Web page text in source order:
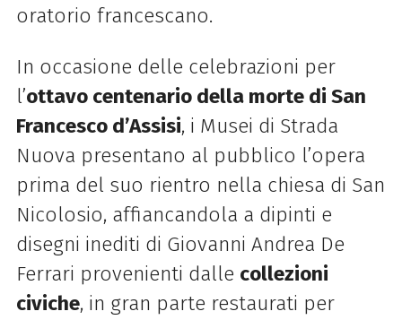
oratorio francescano.
In occasione delle celebrazioni per
l’ottavo centenario della morte di San
Francesco d’Assisi, i Musei di Strada
Nuova presentano al pubblico l’opera
prima del suo rientro nella chiesa di San
Nicolosio, affiancandola a dipinti e
disegni inediti di Giovanni Andrea De
Ferrari provenienti dalle collezioni
civiche, in gran parte restaurati per